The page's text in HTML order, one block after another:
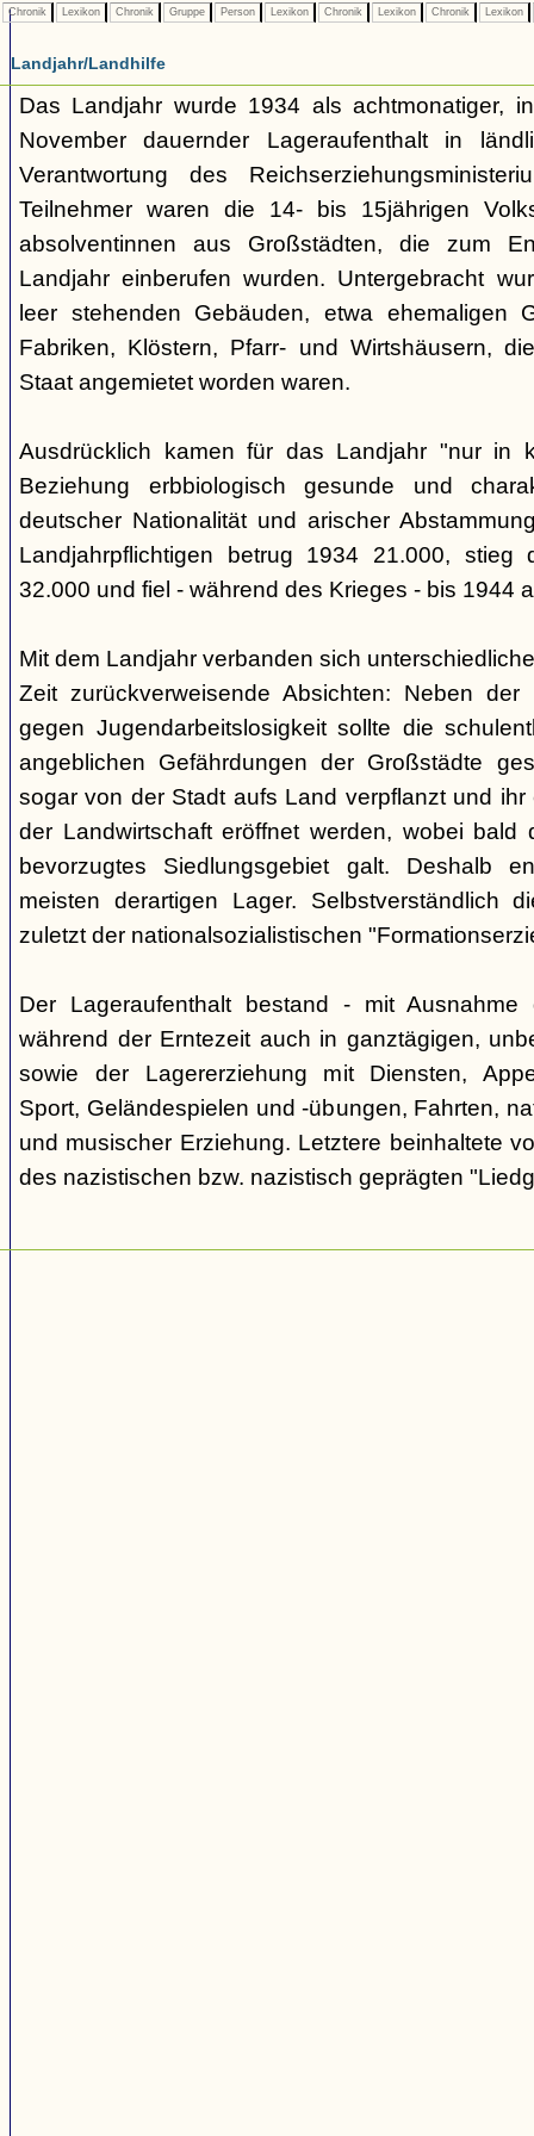
Chronik Lexikon Chronik Gruppe Person Lexikon Chronik Lexikon Chronik Lexikon
Landjahr/Landhilfe
Das Landjahr wurde 1934 als achtmonatiger,
November dauernder Lageraufenthalt in
Verantwortung des
Teilnehmer waren die 14- bis 15jährigen
absolventinnen aus Großstädten, die zum
Landjahr einberufen wurden. Untergebracht
leer stehenden Gebäuden, etwa ehemaligen
Fabriken, Klöstern, Pfarr- und Wirtshäusern,
Staat angemietet worden waren.
Ausdrücklich kamen für das Landjahr "nur in
Beziehung erbbiologisch gesunde und
deutscher Nationalität und arischer
Landjahrpflichtigen betrug 1934 21.000,
32.000 und fiel - während des Krieges - bis 1944
Mit dem Landjahr verbanden sich
Zeit zurückverweisende Absichten: Neben
gegen Jugendarbeitslosigkeit sollte die
angeblichen Gefährdungen der Großstädte
sogar von der Stadt aufs Land verpflanzt und
der Landwirtschaft eröffnet werden, wobei bald
bevorzugtes Siedlungsgebiet galt. Deshalb
meisten derartigen Lager. Selbstverständlich
zuletzt der nationalsozialistischen
Der Lageraufenthalt bestand - mit
während der Erntezeit auch in ganztägigen,
sowie der Lagererziehung mit Diensten,
Sport, Geländespielen und -übungen, Fahrten,
und musischer Erziehung. Letztere beinhaltete
des nazistischen bzw. nazistisch geprägten